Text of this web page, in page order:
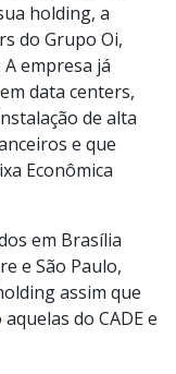
holding, a
do Grupo Oi,
empresa já
data centers,
de alta
e que
Econômica
em Brasília
e São Paulo,
assim que
do CADE e